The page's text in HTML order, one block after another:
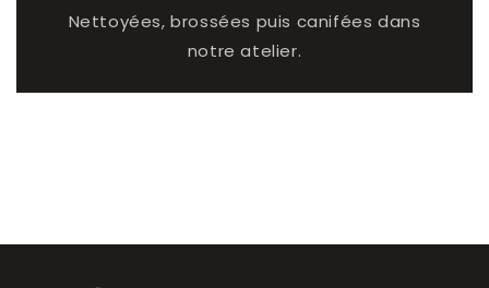
Nettoyées, brossées puis canifées dans
notre atelier.